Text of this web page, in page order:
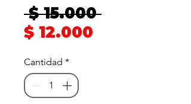
$ 15.000 Precio
$ 12.000
Cantidad *